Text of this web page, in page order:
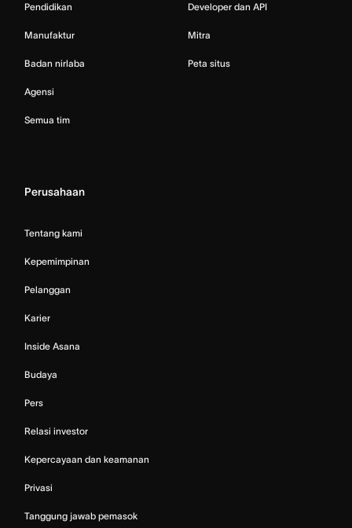
Pendidikan
Manufaktur
Badan nirlaba
Agensi
Semua tim
Developer dan API
Mitra
Peta situs
Perusahaan
Tentang kami
Kepemimpinan
Pelanggan
Karier
Inside Asana
Budaya
Pers
Relasi investor
Kepercayaan dan keamanan
Privasi
Tanggung jawab pemasok